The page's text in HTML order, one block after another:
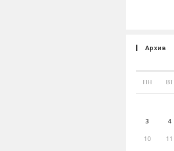
Архив
ПН ВТ
3 4
10 11